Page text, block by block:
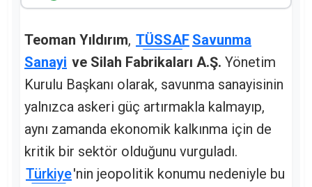
Teoman Yıldırım, TÜSSAF Savunma
Sanayi ve Silah Fabrikaları A.Ş. Yönetim
Kurulu Başkanı olarak, savunma sanayisinin
yalnızca askeri güç artırmakla kalmayıp,
aynı zamanda ekonomik kalkınma için de
kritik bir sektör olduğunu vurguladı.
Türkiye'nin jeopolitik konumu nedeniyle bu